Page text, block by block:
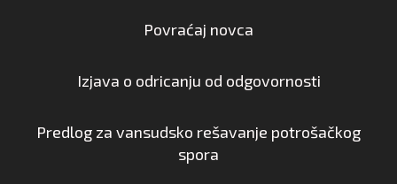
Povraćaj novca
Izjava o odricanju od odgovornosti
Predlog za vansudsko rešavanje potrošačkog
spora